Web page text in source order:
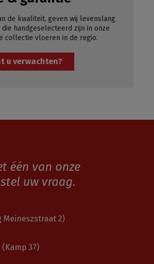
de kwaliteit, geven wij levenslang
handgeselecteerd zijn in onze
collectie vloeren in de regio.
u verwachten?
één van onze
uw vraag.
Meineszstraat 2)
(Kamp 37)